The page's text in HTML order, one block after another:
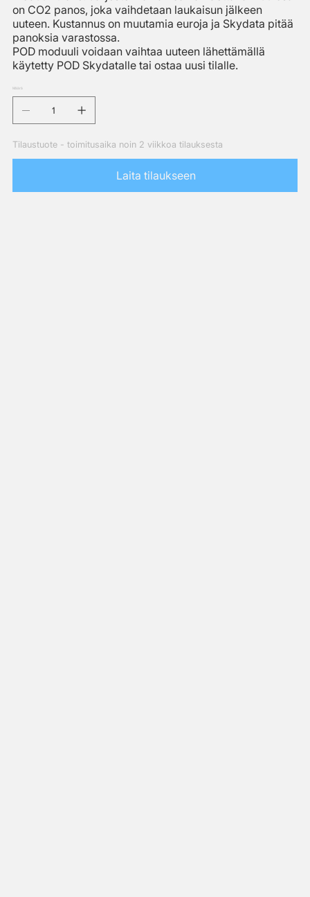
on CO2 panos, joka vaihdetaan laukaisun jälkeen
uuteen. Kustannus on muutamia euroja ja Skydata pitää
panoksia varastossa.
POD moduuli voidaan vaihtaa uuteen lähettämällä
käytetty POD Skydatalle tai ostaa uusi tilalle.
Määrä
Tilaustuote - toimitusaika noin 2 viikkoa tilauksesta
Laita tilaukseen